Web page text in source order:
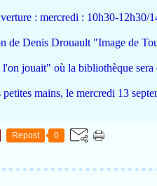
: mercredi : 10h30-
de Denis Drouault "Image de
jouait" où la bibliothèque
mains, le mercredi 13
Repost 0